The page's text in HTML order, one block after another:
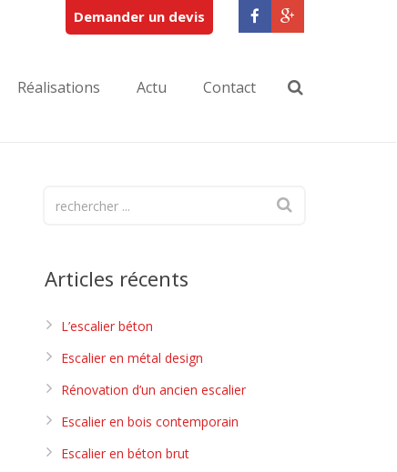
Demander un devis
Réalisations Actu Contact
Articles récents
L’escalier béton
Escalier en métal design
Rénovation d’un ancien escalier
Escalier en bois contemporain
Escalier en béton brut